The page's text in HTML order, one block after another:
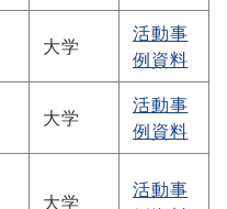
大学
活動事
例資料
大学
活動事
例資料
大学
活動事